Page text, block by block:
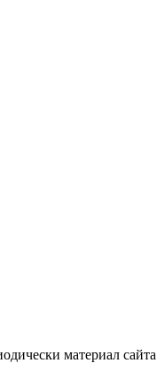
материал сайта